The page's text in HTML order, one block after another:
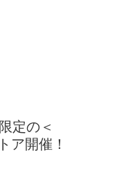
定の＜
ア開催！